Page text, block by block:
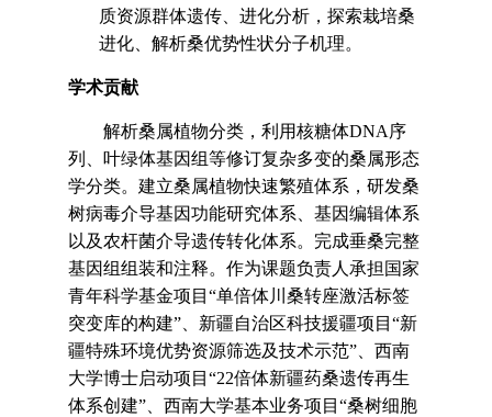
质资源群体遗传、进化分析，探索栽培桑
进化、解析桑优势性状分子机理。
学术贡献
解析桑属植物分类，利用核糖体DNA 序
列、叶绿体基因组等修订复杂多变的桑属形态
学分类。建立桑属植物快速繁殖体系，研发桑
树病毒介导基因功能研究体系、基因编辑体系
以及农杆菌介导遗传转化体系。完成垂桑完整
基因组组装和注释。作为课题负责人承担国家
青年科学基金项目“单倍体川桑转座激活标签
突变库的构建” 、新疆自治区科技援疆项目“新
疆特殊环境优势资源筛选及技术示范” 、西南
大学博士启动项目“22倍体新疆药桑遗传再生
体系创建” 、西南大学基本业务项目“桑树细胞